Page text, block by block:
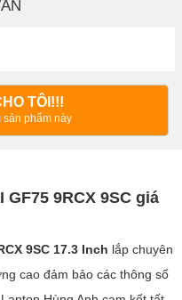
TÔI!!!
sản phẩm này
9RCX 9SC giá
9SC 17.3 Inch lắp chuyên
cao đảm bảo các thông số